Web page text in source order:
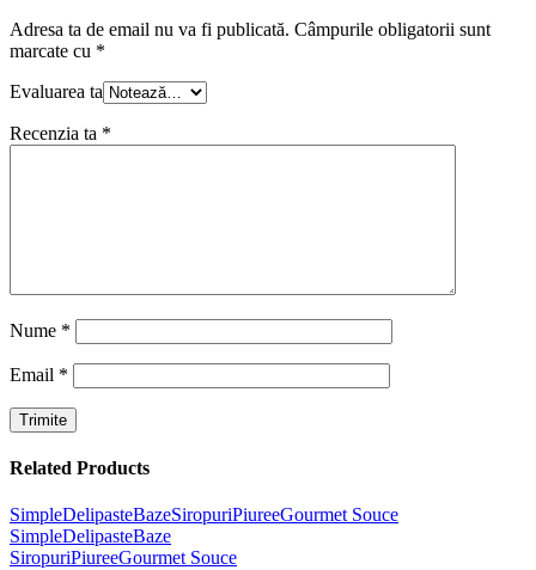
Adresa ta de email nu va fi publicată. Câmpurile obligatorii sunt
marcate cu *
Evaluarea ta
Recenzia ta *
Nume *
Email *
Related Products
SimpleDelipasteBazeSiropuriPiureeGourmet Souce
SimpleDelipasteBaze
SiropuriPiureeGourmet Souce